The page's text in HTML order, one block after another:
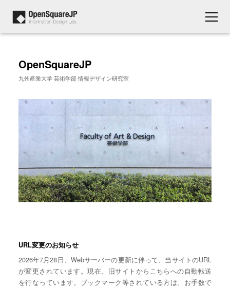
OpenSquareJP
九州産業大学 芸術学部 情報デザイン研究室
URL変更のお知らせ
2026年7月28日、Webサーバーの更新に伴って、当サイトのURL
が変更されています。現在、旧サイトからこちらへの自動転送
を行なっています。ブックマーク等されている方は、お手数で